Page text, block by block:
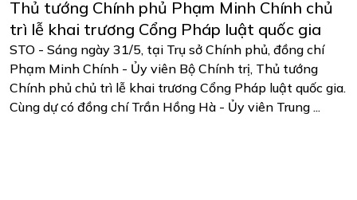
Thủ tướng Chính phủ Phạm Minh Chính chủ
trì lễ khai trương Cổng Pháp luật quốc gia
STO - Sáng ngày 31/5, tại Trụ sở Chính phủ, đồng chí
Phạm Minh Chính - Ủy viên Bộ Chính trị, Thủ tướng
Chính phủ chủ trì lễ khai trương Cổng Pháp luật quốc gia.
Cùng dự có đồng chí Trần Hồng Hà - Ủy viên Trung ...